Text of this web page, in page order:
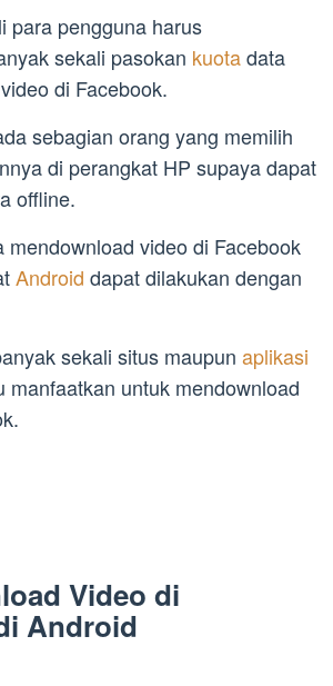
para pengguna harus
sekali pasokan kuotadata
di Facebook.
sebagian orang yang memilih
di perangkat HP supaya dapat
offline.
mendownload video di Facebook
Android dapat dilakukan dengan
sekali situs maupun aplikasi
manfaatkan untuk mendownload
Video di
Android